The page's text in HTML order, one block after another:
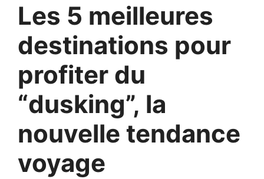
Les 5 meilleures
destinations pour
profiter du
“dusking”, la
nouvelle tendance
voyage